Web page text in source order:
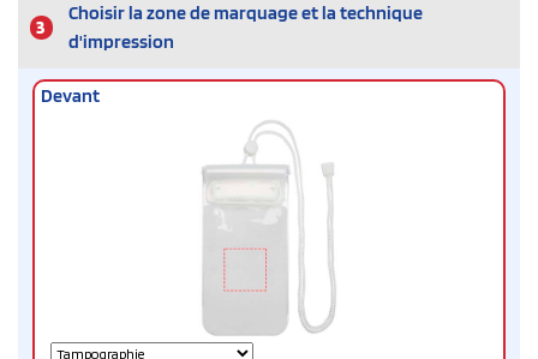
3
Choisir la zone de marquage et la technique
d'impression
Devant